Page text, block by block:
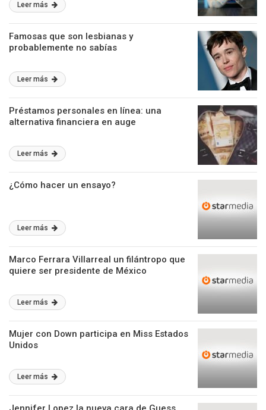
Leer más
Famosas que son lesbianas y
probablemente no sabías
Leer más
Préstamos personales en línea: una
alternativa financiera en auge
Leer más
¿Cómo hacer un ensayo?
Leer más
Marco Ferrara Villarreal un filántropo que
quiere ser presidente de México
Leer más
Mujer con Down participa en Miss Estados
Unidos
Leer más